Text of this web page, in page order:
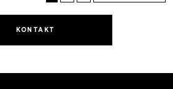
KONTAKT